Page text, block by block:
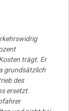
trägt. Er
grundsätzlich
des
ersetzt.